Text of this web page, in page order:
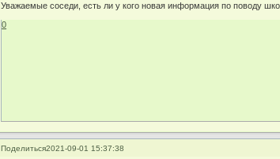
Уважаемые соседи, есть ли у кого новая информация по поводу
0
Поделиться2021-09-01 15:37:38